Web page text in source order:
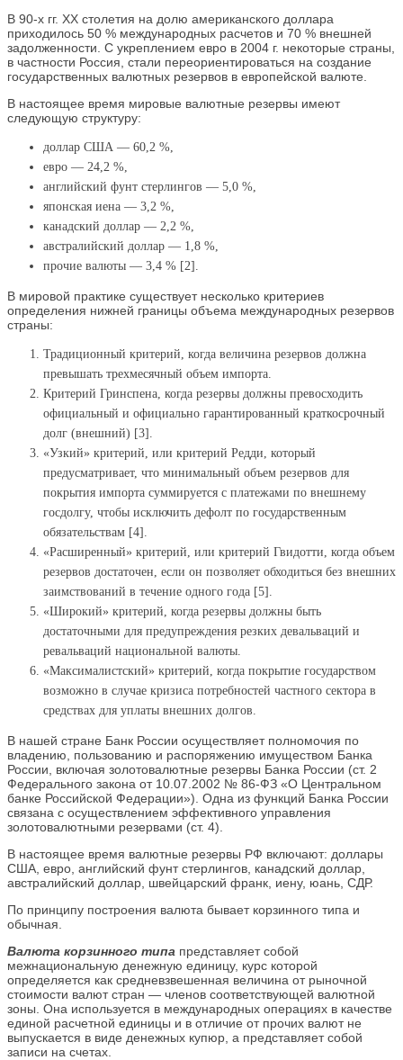
В 90-х гг. ХХ столетия на долю американского доллара
приходилось 50 % международных расчетов и 70 % внешней
задолженности. С укреплением евро в 2004 г. некоторые страны,
в частности Россия, стали переориентироваться на создание
государственных валютных резервов в европейской валюте.
В настоящее время мировые валютные резервы имеют
следующую структуру:
доллар США — 60,2 %,
евро — 24,2 %,
английский фунт стерлингов — 5,0 %,
японская иена — 3,2 %,
канадский доллар — 2,2 %,
австралийский доллар — 1,8 %,
прочие валюты — 3,4 % [2].
В мировой практике существует несколько критериев
определения нижней границы объема международных резервов
страны:
Традиционный критерий, когда величина резервов должна
превышать трехмесячный объем импорта.
Критерий Гринспена, когда резервы должны превосходить
официальный и официально гарантированный краткосрочный
долг (внешний) [3].
«Узкий» критерий, или критерий Редди, который
предусматривает, что минимальный объем резервов для
покрытия импорта суммируется с платежами по внешнему
госдолгу, чтобы исключить дефолт по государственным
обязательствам [4].
«Расширенный» критерий, или критерий Гвидотти, когда объем
резервов достаточен, если он позволяет обходиться без внешних
заимствований в течение одного года [5].
«Широкий» критерий, когда резервы должны быть
достаточными для предупреждения резких девальваций и
ревальваций национальной валюты.
«Максималистский» критерий, когда покрытие государством
возможно в случае кризиса потребностей частного сектора в
средствах для уплаты внешних долгов.
В нашей стране Банк России осуществляет полномочия по
владению, пользованию и распоряжению имуществом Банка
России, включая золотовалютные резервы Банка России (ст. 2
Федерального закона от 10.07.2002 № 86-ФЗ «О Центральном
банке Российской Федерации»). Одна из функций Банка России
связана с осуществлением эффективного управления
золотовалютными резервами (ст. 4).
В настоящее время валютные резервы РФ включают: доллары
США, евро, английский фунт стерлингов, канадский доллар,
австралийский доллар, швейцарский франк, иену, юань, СДР.
По принципу построения валюта бывает корзинного типа и
обычная.
Валюта корзинного типа представляет собой
межнациональную денежную единицу, курс которой
определяется как средневзвешенная величина от рыночной
стоимости валют стран — членов соответствующей валютной
зоны. Она используется в международных операциях в качестве
единой расчетной единицы и в отличие от прочих валют не
выпускается в виде денежных купюр, а представляет собой
записи на счетах.